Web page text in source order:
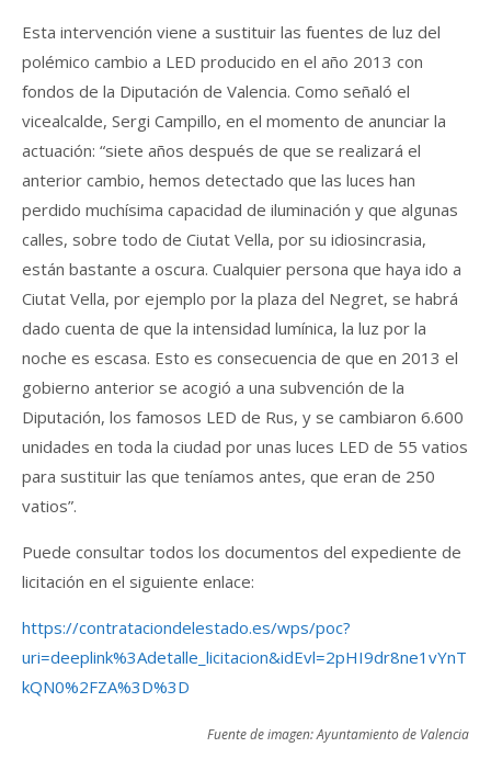
Esta intervención viene a sustituir las fuentes de luz del
polémico cambio a LED producido en el año 2013 con
fondos de la Diputación de Valencia. Como señaló el
vicealcalde, Sergi Campillo, en el momento de anunciar la
actuación: “siete años después de que se realizará el
anterior cambio, hemos detectado que las luces han
perdido muchísima capacidad de iluminación y que algunas
calles, sobre todo de Ciutat Vella, por su idiosincrasia,
están bastante a oscura. Cualquier persona que haya ido a
Ciutat Vella, por ejemplo por la plaza del Negret, se habrá
dado cuenta de que la intensidad lumínica, la luz por la
noche es escasa. Esto es consecuencia de que en 2013 el
gobierno anterior se acogió a una subvención de la
Diputación, los famosos LED de Rus, y se cambiaron 6.600
unidades en toda la ciudad por unas luces LED de 55 vatios
para sustituir las que teníamos antes, que eran de 250
vatios”.
Puede consultar todos los documentos del expediente de
licitación en el siguiente enlace:
https://contrataciondelestado.es/wps/poc?
uri=deeplink%3Adetalle_licitacion&idEvl=2pHI9dr8ne1vYnT
kQN0%2FZA%3D%3D
Fuente de imagen: Ayuntamiento de Valencia